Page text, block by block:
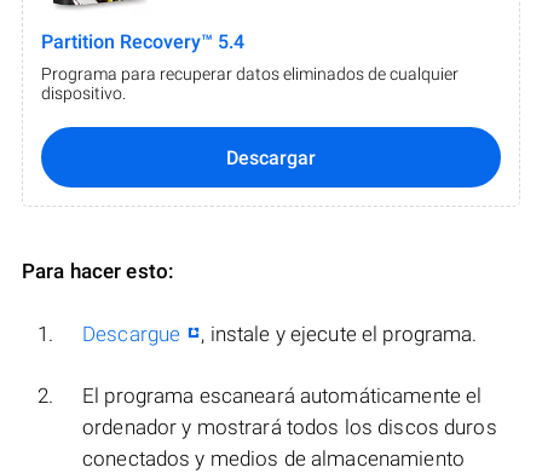
Partition Recovery™ 5.4
Programa para recuperar datos eliminados de cualquier
dispositivo.
Descargar
Para hacer esto:
Descargue , instale y ejecute el programa.
El programa escaneará automáticamente el
ordenador y mostrará todos los discos duros
conectados y medios de almacenamiento